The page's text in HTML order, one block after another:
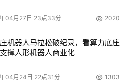
处理器，其生态体系正与主要
云解决方案共同蓬勃发展。
芯片堆叠的数据中心CPU——
（霄龙）处理器发布，这不仅标
堆叠技术成功带到数据中心，
04月27日 23点33分 2020
机器人马拉松破纪录，看算力底座
撑人形机器人商业化
04月24日 22点31分 1303